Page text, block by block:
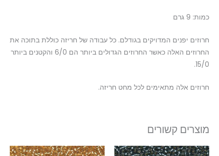
כמות: 9 גרם
חרוזים יפנים המדויקים בגודלם. כל עבודה של חריזה כוללת בתוכה את
החרוזים האלה כאשר החרוזים הגדולים ביותר הם 6/0 והקטנים ביותר
15/0.
חרוזים אלה מתאימים לכל מחט חריזה.
מוצרים קשורים
טווח
למוצר